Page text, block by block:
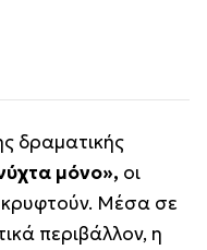
δραματικής
μόνο», οι
κρυφτούν. Μέσα σε
περιβάλλον, η